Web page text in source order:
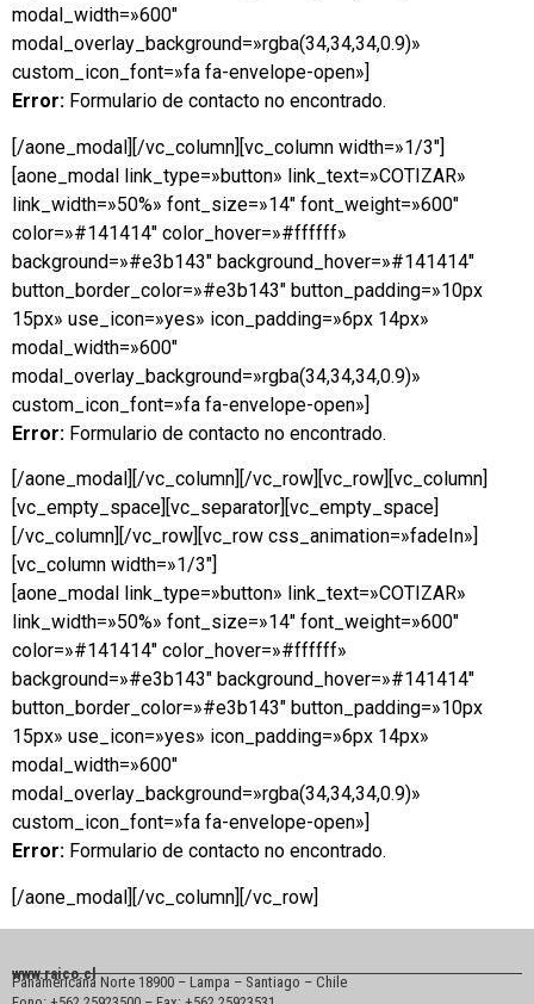
modal_width=»600″
modal_overlay_background=»rgba(34,34,34,0.9)»
custom_icon_font=»fa fa-envelope-open»]
Error: Formulario de contacto no encontrado.
[/aone_modal][/vc_column][vc_column width=»1/3″]
[aone_modal link_type=»button» link_text=»COTIZAR»
link_width=»50%» font_size=»14″ font_weight=»600″
color=»#141414″ color_hover=»#ffffff»
background=»#e3b143″ background_hover=»#141414″
button_border_color=»#e3b143″ button_padding=»10px
15px» use_icon=»yes» icon_padding=»6px 14px»
modal_width=»600″
modal_overlay_background=»rgba(34,34,34,0.9)»
custom_icon_font=»fa fa-envelope-open»]
Error: Formulario de contacto no encontrado.
[/aone_modal][/vc_column][/vc_row][vc_row][vc_column]
[vc_empty_space][vc_separator][vc_empty_space]
[/vc_column][/vc_row][vc_row css_animation=»fadeIn»]
[vc_column width=»1/3″]
[aone_modal link_type=»button» link_text=»COTIZAR»
link_width=»50%» font_size=»14″ font_weight=»600″
color=»#141414″ color_hover=»#ffffff»
background=»#e3b143″ background_hover=»#141414″
button_border_color=»#e3b143″ button_padding=»10px
15px» use_icon=»yes» icon_padding=»6px 14px»
modal_width=»600″
modal_overlay_background=»rgba(34,34,34,0.9)»
custom_icon_font=»fa fa-envelope-open»]
Error: Formulario de contacto no encontrado.
[/aone_modal][/vc_column][/vc_row]
www.raico.cl
Panamericana Norte 18900 – Lampa – Santiago – Chile